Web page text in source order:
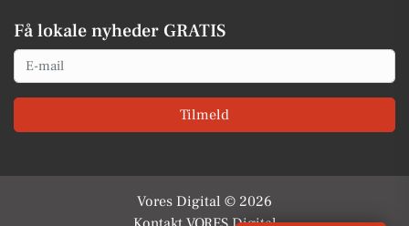
Få lokale nyheder GRATIS
Email
Tilmeld
Vores Digital © 2026